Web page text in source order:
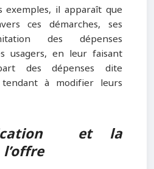
il apparaît que
ces démarches, ses
des dépenses
usagers, en leur faisant
des dépenses dite
tendant à modifier leurs
et la